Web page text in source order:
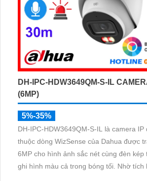
DH-IPC-HDW3649QM-S-IL
(6MP)
5%-35%
DH-IPC-HDW3649QM-S-IL là camera IP
thuộc dòng WizSense của Dahua được
6MP cho hình ảnh sắc nét cùng đèn kép
ghi hình màu cả trong bóng tối. Nhờ tích hợp công nghệ